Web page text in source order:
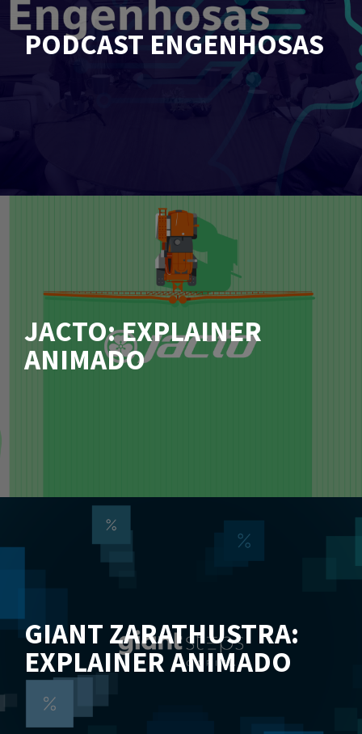
PODCAST ENGENHOSAS
JACTO: EXPLAINER
ANIMADO
GIANT ZARATHUSTRA:
EXPLAINER ANIMADO